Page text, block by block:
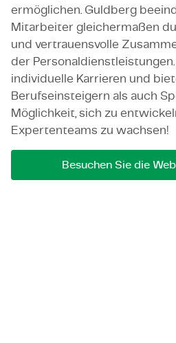
ermöglichen. Guldberg
Mitarbeiter gleichermaßen
und vertrauensvolle
der
individuelle Karrieren und
Berufseinsteigern als auch
Möglichkeit, sich zu
Expertenteams zu wachsen!
Besuchen Sie die